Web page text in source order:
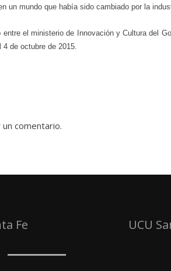
un mundo que había sido cambiado por la
el ministerio de Innovación y Cultura del
de octubre de 2015.
comentario.
Fe UCU